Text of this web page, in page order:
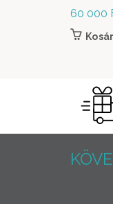
60 000